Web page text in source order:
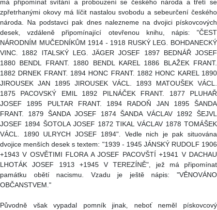
má připomínat svítání a probouzení se českého národa a třetí se
zpřetrhanými okovy má líčit nastalou svobodu a sebeurčení českého
národa. Na podstavci pak dnes nalezneme na dvojici pískovcových
desek, vzdáleně připomínající otevřenou knihu, nápis: "ČEST
NÁRODNÍM MUČEDNÍKŮM 1914 - 1918 RUSKÝ LEG. BOHDANECKÝ
VINC. 1882 ITALSKÝ LEG. JÄGER JOSEF 1897 BEDNÁŘ JOSEF
1880 BENDL FRANT. 1880 BENDL KAREL 1886 BLAŽEK FRANT.
1882 DRNEK FRANT. 1894 HONC FRANT. 1882 HONC KAREL 1890
JIROUSEK JAN 1895 JIROUSEK VÁCL. 1893 MATOUŠEK VÁCL.
1875 PACOVSKÝ EMIL 1892 PILNÁČEK FRANT. 1877 PLUHAŘ
JOSEF 1895 PULTAR FRANT. 1894 RADOŇ JAN 1895 ŠANDA
FRANT. 1879 ŠANDA JOSEF 1874 ŠANDA VÁCLAV 1892 ŠEJVL
JOSEF 1894 ŠOTOLA JOSEF 1872 TIKAL VÁCLAV 1878 TOMÁŠEK
VÁCL. 1890 ULRYCH JOSEF 1894". Vedle nich je pak situována
dvojice menších desek s textem: "1939 - 1945 JÁNSKÝ RUDOLF 1906
+1943 V OSVĚTIMI FLORA A JOSEF PACOVŠTÍ +1941 V DACHAU
LHOTÁK JOSEF 1913 +1945 V TEREZÍNĚ", jež má připomínat
památku obětí nacismu. Vzadu je ještě nápis: "VĚNOVÁNO
OBČANSTVEM."
Původně však vypadal pomník jinak, neboť neměl pískovcový